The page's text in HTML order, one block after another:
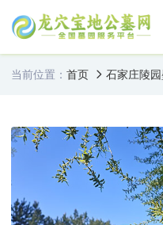
当前位置： 首页 石家庄陵